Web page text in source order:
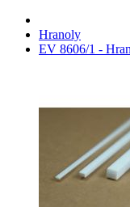
Hranoly
EV 8606/1 -